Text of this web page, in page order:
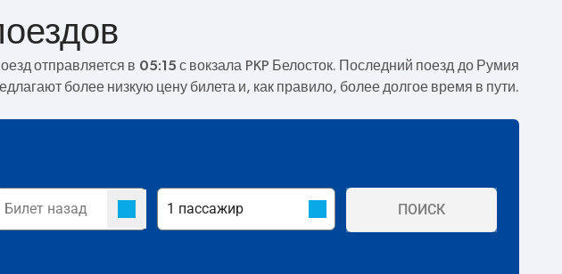
отправляется в 05:15 с вокзала PKP Белосток. Последний поезд до Румия
более низкую цену билета и, как правило, более долгое время в пути.
ПОИСК